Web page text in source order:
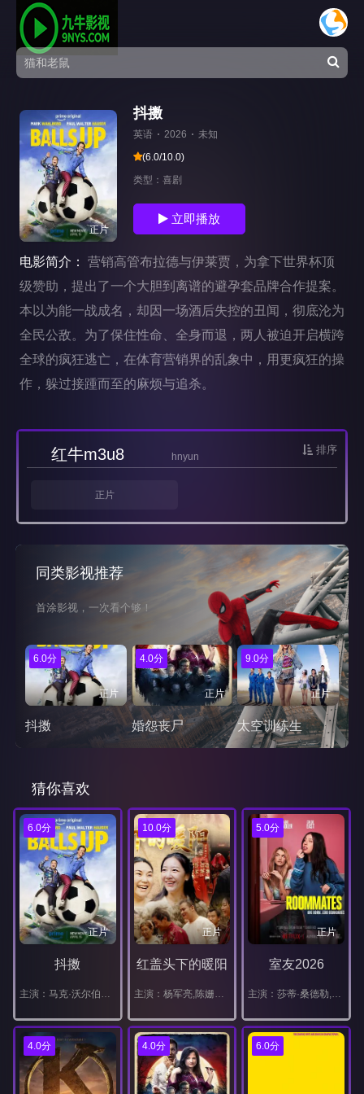
正片
抖擞
英语 2026
未知
(6.0/10.0)
类型： 喜剧
立即播放
电影简介：
营销高管布拉德与伊莱贾，为拿下世界杯顶
级赞助，提出了一个大胆到离谱的避孕套品牌合作提案。
本以为能一战成名，却因一场酒后失控的丑闻，彻底沦为
全民公敌。为了保住性命、全身而退，两人被迫开启横跨
全球的疯狂逃亡，在体育营销界的乱象中，用更疯狂的操
作，躲过接踵而至的麻烦与追杀。
排序
红牛m3u8 hnyun
正片
同类影视推荐
首涂影视，一次看个够！
6.0分
正片
抖擞
4.0分
正片
婚怨丧尸
9.0分
正片
太空训练生
猜你喜欢
6.0分
正片
抖擞
主演：马克·沃尔伯格,保罗·沃尔特·豪泽,丹妮拉·曼希沃,本杰明·布拉特,莫莉·香侬,萨莎·拜伦·科恩,埃里克·安德烈,艾娃·德·多米尼奇,切尔茜·克里斯普,Hal,Cumpston,马图斯,杰登·伊尔文,泽恩·格斯纳,Connor,Barton,安东尼奥·阿尔瓦雷斯,Natyse,Chan,弗朗塞斯卡·沃特斯,Dan,Silveira,杰克森·托泽尔,Jackie,Flynn,John,Reynolds
10.0分
正片
红盖头下的暖阳
主演：杨军亮,陈姗姗,武昭怡,王晶
5.0分
正片
室友2026
主演：莎蒂·桑德勒,克洛伊·伊斯特,比利·布莱克,莎拉·谢尔曼,艾丹·朗福德,贝拉·墨菲,贾雅·哈珀,斯托姆·瑞德,艾薇·沃尔克,娜塔莎·雷昂,尼克·克罗尔,马丁·赫利希,亚当·桑德勒,Annalise,Mishler,亚历山德拉·西尔,Seth,Fuentes,亚历山大·詹姆森,索菲娅·冈萨雷斯,Rebecca,Lynn,Goldfarb,苔丝·奥贝尔,Jonathan,Auguste,艾比·万·李,本·海涅曼,邦妮·罗斯
4.0分 4.0分 6.0分